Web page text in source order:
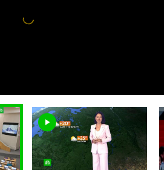
Видео
проигрыватель